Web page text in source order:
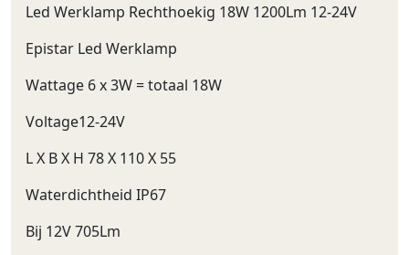
Led Werklamp Rechthoekig 18W 1200Lm 12-24V
Epistar Led Werklamp
Wattage 6 x 3W = totaal 18W
Voltage12-24V
L X B X H 78 X 110 X 55
Waterdichtheid IP67
Bij 12V 705Lm